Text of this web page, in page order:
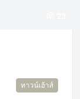
ทาวน์เฮ้าส์